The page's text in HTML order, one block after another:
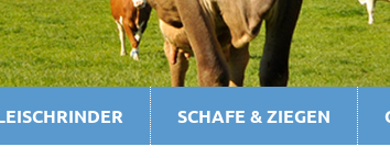
SCHAFE & ZIEGEN